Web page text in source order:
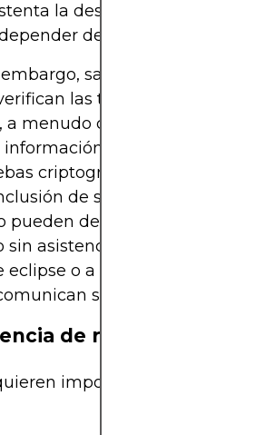
la descentralización,
de terceros.
embargo, sacrifican seguridad
las transacciones y los
menudo confían en que los
precisa. Si bien los
criptográficas como árboles
de sus transacciones en
pueden detectar ataques de
asistencia externa. Esto los
o a datos falsos si el
se ve comprometido.
de recursos
importantes recursos